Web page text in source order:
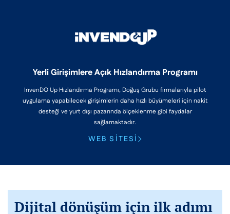
Yerli Girişimlere Açık Hızlandırma Programı
InvenDO Up Hızlandırma Programı, Doğuş Grubu firmalarıyla pilot
uygulama yapabilecek girişimlerin daha hızlı büyümeleri için nakit
desteği ve yurt dışı pazarında ölçeklenme gibi faydalar
sağlamaktadır.
WEB SITESI
Dijital dönüşüm için ilk adımı